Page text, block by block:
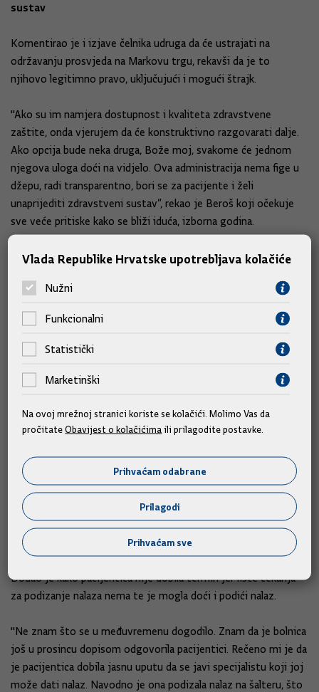
sustav
Komentirao je i izjave čelnika udruga da će ustrajati na
održavanju prosvjeda na Markovu trgu, rekavši da je to
njihovo legitimno pravo, uključujući i mogući štrajk.
"Ako su im namjera dostupnost i kvaliteta zdravstvene
zaštite, onda vjerujem da će konstruktivno razgovarati dalje.
Ako opcija bude neka druga, Bože moj, svakome će jednom
njegova uloga doći na vidjelo. Ova administracija nema fige u
džepu, radi transparentno, bori se za pacijente i želi
unaprijediti zdravstveni sustav”, rekao je Beroš koji očekuje
sve veće pritiske kako se bliži iduća, izborna godina.
Zdravstvena inspekcija ispituje slučaj pacijentice Budak
Ministar je novinarima kazao i da zdravstvena
inspekcija ispituje slučaj onkološke pacijentice Line
Budak koja tvrdi da sedam mjeseci ni ona niti njezin obiteljski
liječnik nisu dobili histološki nalaz iz KBC-a Sestre Milosrdnice.
Beroš je rekao da će se osobno ispričati pacijentici i zatražiti
postupanju.
"Razgovarao sam s ravnateljem KBC-a Sestre milosrdnice o
pacijentici. Oni imaju višedesetljetnu praksu da sve takve
nalaze ne dostavljaju pacijentima na šalter, već se podižu u
ordinaciji specijalista, a prema mojim saznanjima pacijentica je
dobila informaciju da se mora javiti nadležnom specijalistu",
ustvrdio je ministar.
Dodao je kako pacijentica nije dobila termin jer liste čekanja
za podizanje nalaza nema te je mogla doći i podići nalaz.
"Ne znam što se u međuvremenu dogodilo. Znam da je bolnica
još u prosincu dopisom odgovorila pacijentici. Rečeno mi je da
je pacijentica dobila jasnu uputu da se javi specijalistu koji joj
može dati nalaz. Navodno je ona podizala nalaz na šalteru, što
Vlada Republike Hrvatske upotrebljava kolačiće
Nužni
Funkcionalni
Statistički
Marketinški
Na ovoj mrežnoj stranici koriste se kolačići. Molimo Vas da
pročitateObavijest o kolačićima ili prilagodite postavke.
Prihvaćam odabrane
Prilagodi
Prihvaćam sve